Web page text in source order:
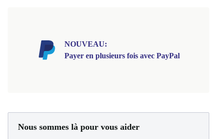
NOUVEAU:
Payer en plusieurs fois avec PayPal
Nous sommes là pour vous aider